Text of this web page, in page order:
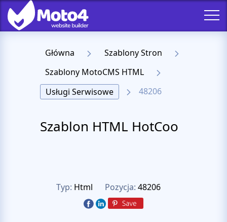
Główna
Szablony Stron
Szablony MotoCMS HTML
Usługi Serwisowe
48206
Szablon HTML HotCoo
Typ: Html Pozycja: 48206